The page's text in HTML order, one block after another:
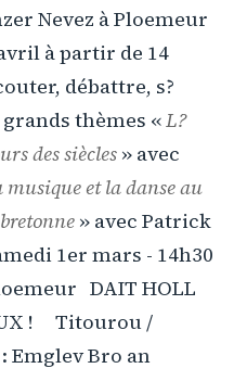
Nevez à Ploemeur
à partir de 14
débattre, s?
thèmes «L?
des siècles » avec
musique et la danse au
» avec Patrick
1er mars - 14h30
DAIT HOLL
! Titourou /
Emglev Bro an